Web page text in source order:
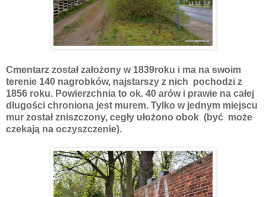
Cmentarz został założony w 1839roku i ma na swoim
terenie 140 nagrobków, najstarszy z nich pochodzi z
1856 roku. Powierzchnia to ok. 40 arów i prawie na całej
długości chroniona jest murem. Tylko w jednym miejscu
mur został zniszczony, cegły ułożono obok (być może
czekają na oczyszczenie).